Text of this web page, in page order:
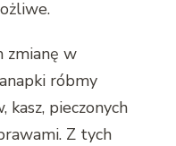
zmianę w
róbmy
kasz, pieczonych
Z tych